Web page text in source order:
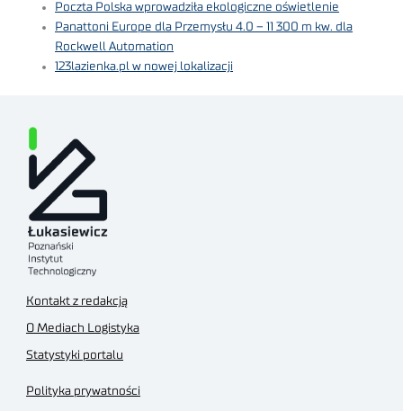
Poczta Polska wprowadziła ekologiczne oświetlenie
Panattoni Europe dla Przemysłu 4.0 – 11 300 m kw. dla
Rockwell Automation
123lazienka.pl w nowej lokalizacji
Kontakt z redakcją
O Mediach Logistyka
Statystyki portalu
Polityka prywatności